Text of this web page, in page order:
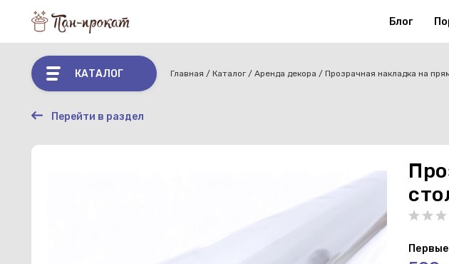
Блог
КАТАЛОГ Главная Каталог Аренда декора Прозрачная накладка на
Перейти в раздел